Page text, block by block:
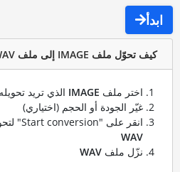
ابدأ
كيف تحوّل ملف IMAGE إلى ملف WAV؟
اختر ملف IMAGEالذي تريد تحويله
غيّر الجودة أو الحجم (اختياري)
انقر على "Start conversion" لتحويل ملفك من
WAV
نزّل ملف WAV